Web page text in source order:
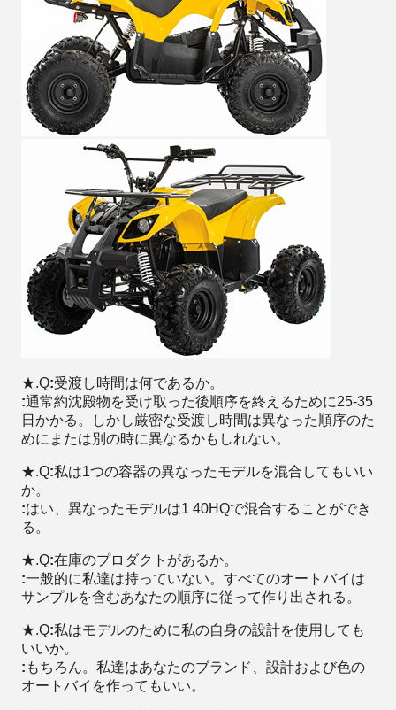
★.Q:受渡し時間は何であるか。
:通常約沈殿物を受け取った後順序を終えるために25-35
日かかる。しかし厳密な受渡し時間は異なった順序のた
めにまたは別の時に異なるかもしれない。
★.Q:私は1つの容器の異なったモデルを混合してもいい
か。
:はい、異なったモデルは1 40HQで混合することができ
る。
★.Q:在庫のプロダクトがあるか。
:一般的に私達は持っていない。すべてのオートバイは
サンプルを含むあなたの順序に従って作り出される。
★.Q:私はモデルのために私の自身の設計を使用しても
いいか。
: もちろん。私達はあなたのブランド、設計および色の
オートバイを作ってもいい。